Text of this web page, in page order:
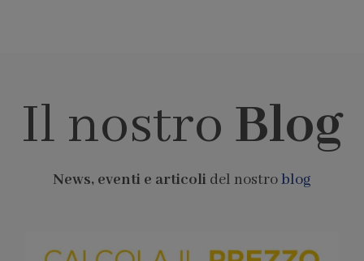
Il nostro Blog
News, eventi e articoli del nostroblog